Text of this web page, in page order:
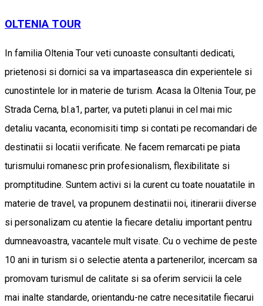
OLTENIA TOUR
In familia Oltenia Tour veti cunoaste consultanti dedicati,
prietenosi si dornici sa va impartaseasca din experientele si
cunostintele lor in materie de turism. Acasa la Oltenia Tour, pe
Strada Cerna, bl.a1, parter, va puteti planui in cel mai mic
detaliu vacanta, economisiti timp si contati pe recomandari de
destinatii si locatii verificate. Ne facem remarcati pe piata
turismului romanesc prin profesionalism, flexibilitate si
promptitudine. Suntem activi si la curent cu toate nouatatile in
materie de travel, va propunem destinatii noi, itinerarii diverse
si personalizam cu atentie la fiecare detaliu important pentru
dumneavoastra, vacantele mult visate. Cu o vechime de peste
10 ani in turism si o selectie atenta a partenerilor, incercam sa
promovam turismul de calitate si sa oferim servicii la cele
mai inalte standarde, orientandu-ne catre necesitatile fiecarui